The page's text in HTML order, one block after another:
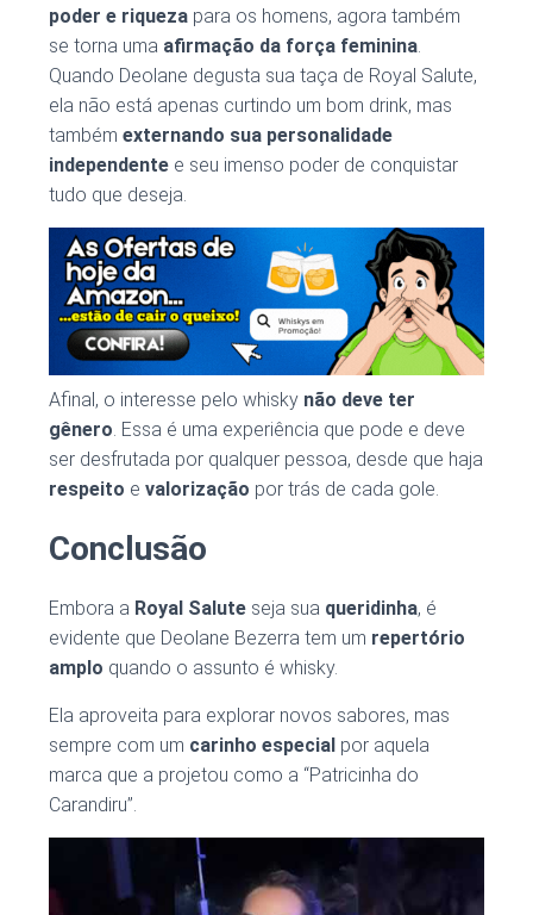
poder e riqueza para os homens, agora também
se torna uma afirmação da força feminina.
Quando Deolane degusta sua taça de Royal Salute,
ela não está apenas curtindo um bom drink, mas
também externando sua personalidade
independente e seu imenso poder de conquistar
tudo que deseja.
Afinal, o interesse pelo whisky não deve ter
gênero . Essa é uma experiência que pode e deve
ser desfrutada por qualquer pessoa, desde que haja
respeito e valorização por trás de cada gole.
Conclusão
Embora a Royal Salute seja sua queridinha, é
evidente que Deolane Bezerra tem um repertório
amplo quando o assunto é whisky.
Ela aproveita para explorar novos sabores, mas
sempre com um carinho especial por aquela
marca que a projetou como a “Patricinha do
Carandiru”.